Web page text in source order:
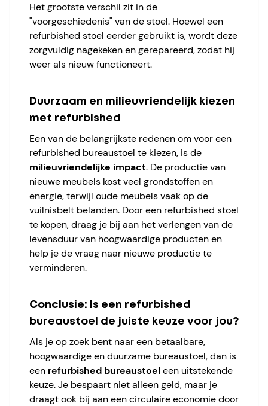
Het grootste verschil zit in de
"voorgeschiedenis" van de stoel. Hoewel een
refurbished stoel eerder gebruikt is, wordt deze
zorgvuldig nagekeken en gerepareerd, zodat hij
weer als nieuw functioneert.
Duurzaam en milieuvriendelijk kiezen
met refurbished
Een van de belangrijkste redenen om voor een
refurbished bureaustoel te kiezen, is de
milieuvriendelijke impact. De productie van
nieuwe meubels kost veel grondstoffen en
energie, terwijl oude meubels vaak op de
vuilnisbelt belanden. Door een refurbished stoel
te kopen, draag je bij aan het verlengen van de
levensduur van hoogwaardige producten en
help je de vraag naar nieuwe productie te
verminderen.
Conclusie: Is een refurbished
bureaustoel de juiste keuze voor jou?
Als je op zoek bent naar een betaalbare,
hoogwaardige en duurzame bureaustoel, dan is
een refurbished bureaustoeleen uitstekende
keuze. Je bespaart niet alleen geld, maar je
draagt ook bij aan een circulaire economie door